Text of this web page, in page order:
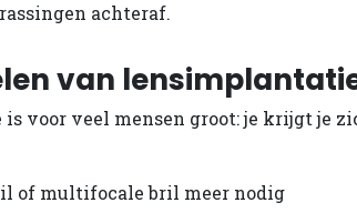
achteraf.
van
voor veel mensen groot: je krijgt je
of multifocale bril meer nodig